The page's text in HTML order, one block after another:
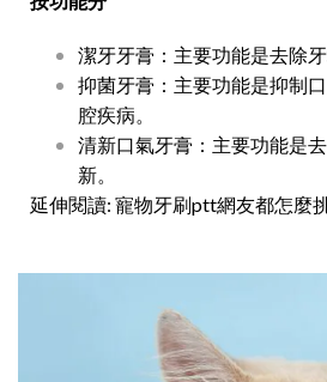
潔牙牙膏：主要功能是去除
抑菌牙膏：主要功能是抑制
腔疾病。
清新口氣牙膏：主要功能是
新。
延伸閱讀: 寵物牙刷ptt網友都怎麼